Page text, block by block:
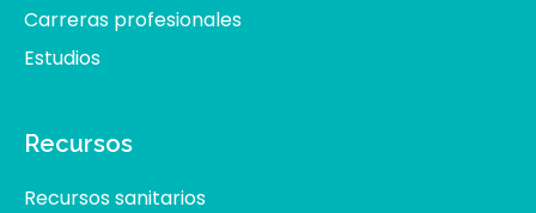
Carreras profesionales
Estudios
Recursos
Recursos sanitarios